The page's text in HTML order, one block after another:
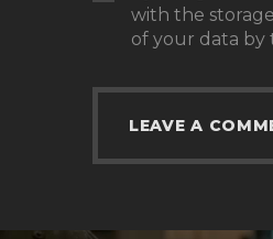
with the
of your data by